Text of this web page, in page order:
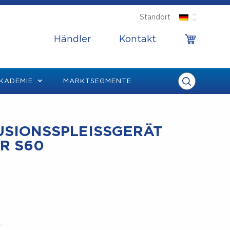
Standort
Händler Kontakt
MARKTSEGMENTE
F
S60